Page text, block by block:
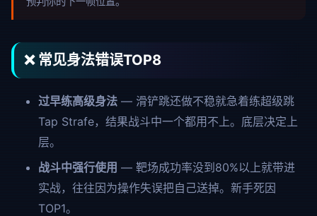
❌ 常见身法错误TOP8
过早练高级身法— 滑铲跳还做不稳就急着练超级跳
Tap Strafe，结果战斗中一个都用不上。底层决定上
层。
战斗中强行使用 — 靶场成功率没到80%以上就带进
实战，往往因为操作失误把自己送掉。新手死因
TOP1。